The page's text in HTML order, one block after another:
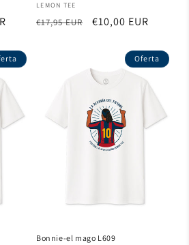
Proveedor:
LEMON TEE
Precio
€17,95 EUR
Precio
€10,00 EUR
Oferta
Bonnie-el mago L609